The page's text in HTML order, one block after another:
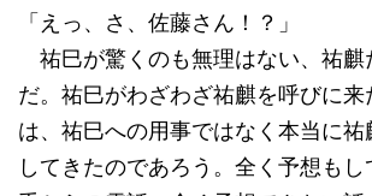
「えっ、さ、佐藤さん！？」
祐巳が驚くのも無理はない、祐麒
だ。祐巳がわざわざ祐麒を呼びに来
は、祐巳への用事ではなく本当に
してきたのであろう。全く予想もし